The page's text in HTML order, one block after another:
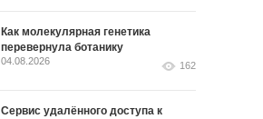
Как молекулярная генетика
перевернула ботанику
04.08.2026 162
Сервис удалённого доступа к